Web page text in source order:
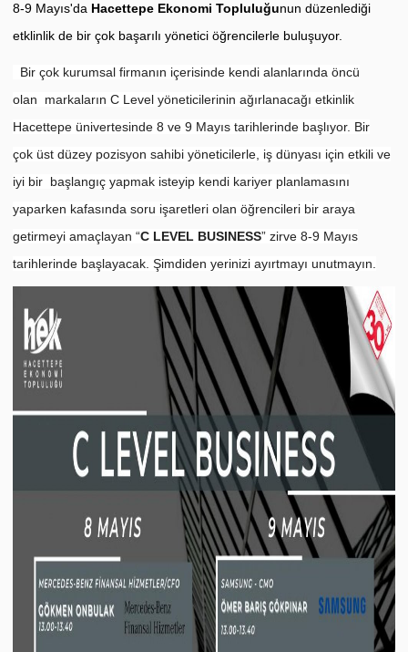
8-9 Mayıs'da Hacettepe Ekonomi Topluluğunun düzenlediği
etklinlik de bir çok başarılı yönetici öğrencilerle buluşuyor.
Bir çok kurumsal firmanın içerisinde kendi alanlarında öncü
olan markaların C Level yöneticilerinin ağırlanacağı etkinlik
Hacettepe ünivertesinde 8 ve 9 Mayıs tarihlerinde başlıyor. Bir
çok üst düzey pozisyon sahibi yöneticilerle, iş dünyası için etkili ve
iyi bir başlangıç yapmak isteyip kendi kariyer planlamasını
yaparken kafasında soru işaretleri olan öğrencileri bir araya
getirmeyi amaçlayan “C LEVEL BUSINESS” zirve 8-9 Mayıs
tarihlerinde başlayacak. Şimdiden yerinizi ayırtmayı unutmayın.